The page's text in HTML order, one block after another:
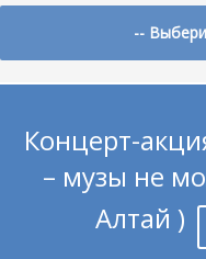
--
Концерт-
– музы не
Алтай )